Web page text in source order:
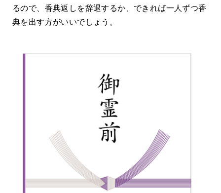
るので、香典返しを辞退するか、できれば一人ずつ香
典を出す方がいいでしょう。